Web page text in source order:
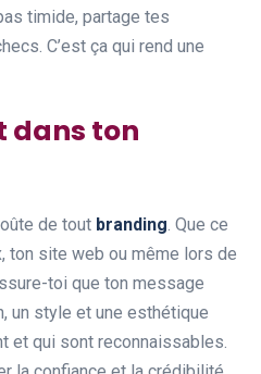
timide, partage tes
C’est ça qui rend une
dans ton
de tout branding. Que ce
ton site web ou même lors de
toi que ton message
un style et une esthétique
et qui sont reconnaissables.